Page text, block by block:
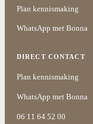
Plan kennismaking
WhatsApp met Bonna
DIRECT CONTACT
Plan kennismaking
WhatsApp met Bonna
06 11 64 52 00